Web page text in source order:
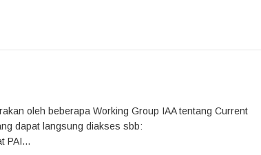
oleh beberapa Working Group IAA tentang Current
dapat langsung diakses sbb:
PAI...